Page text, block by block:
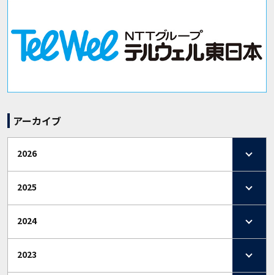
アーカイブ
2026
2025
2024
2023